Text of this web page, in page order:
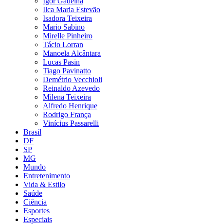
Ilca Maria Estevão
Isadora Teixeira
Mario Sabino
Mirelle Pinheiro
Tácio Lorran
Manoela Alcântara
Lucas Pasin
Tiago Pavinatto
Demétrio Vecchioli
Reinaldo Azevedo
Milena Teixeira
Alfredo Henrique
Rodrigo França
Vinícius Passarelli
Brasil
DF
SP
MG
Mundo
Entretenimento
Vida & Estilo
Saúde
Ciência
Esportes
Especiais